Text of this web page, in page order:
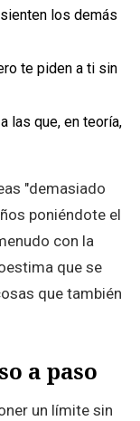
los demás
te piden a ti sin
las que, en teoría,
"demasiado
poniéndote el
con la
que se
que también
a paso
un límite sin